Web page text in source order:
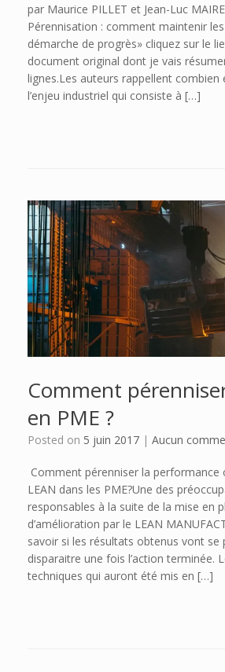
par Maurice PILLET et Jean-Luc
Pérennisation : comment maintenir les
démarche de progrès» cliquez sur le
document original dont je vais
lignes.Les auteurs rappellent
l’enjeu industriel qui consiste à […]
Comment
en PME ?
Posted on 5 juin 2017 | Aucun
Comment pérenniser la performance
LEAN dans les PME?Une des
responsables à la suite de la mise en
d’amélioration par le LEAN
savoir si les résultats obtenus vont se
disparaitre une fois l’action terminée.
techniques qui auront été mis en […]